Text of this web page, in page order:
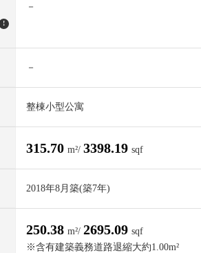
!
－
－
整棟小型公寓
315.70 m²/ 3398.19 sqf
2018年8月築(築7年)
250.38 m²/ 2695.09 sqf
※含有建築義務道路退縮大約1.00m²